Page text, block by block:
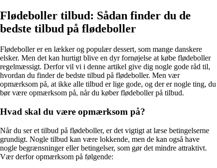
Flødeboller tilbud: Sådan finder du de
bedste tilbud på flødeboller
Flødeboller er en lækker og populær dessert, som mange danskere
elsker. Men det kan hurtigt blive en dyr fornøjelse at købe flødeboller
regelmæssigt. Derfor vil vi i denne artikel give dig nogle gode råd til,
hvordan du finder de bedste tilbud på flødeboller. Men vær
opmærksom på, at ikke alle tilbud er lige gode, og der er nogle ting, du
bør være opmærksom på, når du køber flødeboller på tilbud.
Hvad skal du være opmærksom på?
Når du ser et tilbud på flødeboller, er det vigtigt at læse betingelserne
grundigt. Nogle tilbud kan være lokkende, men de kan også have
nogle begrænsninger eller betingelser, som gør det mindre attraktivt.
Vær derfor opmærksom på følgende: